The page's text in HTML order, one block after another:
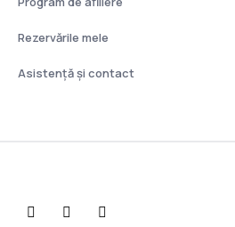
Rezervările mele
Asistenţă şi contact